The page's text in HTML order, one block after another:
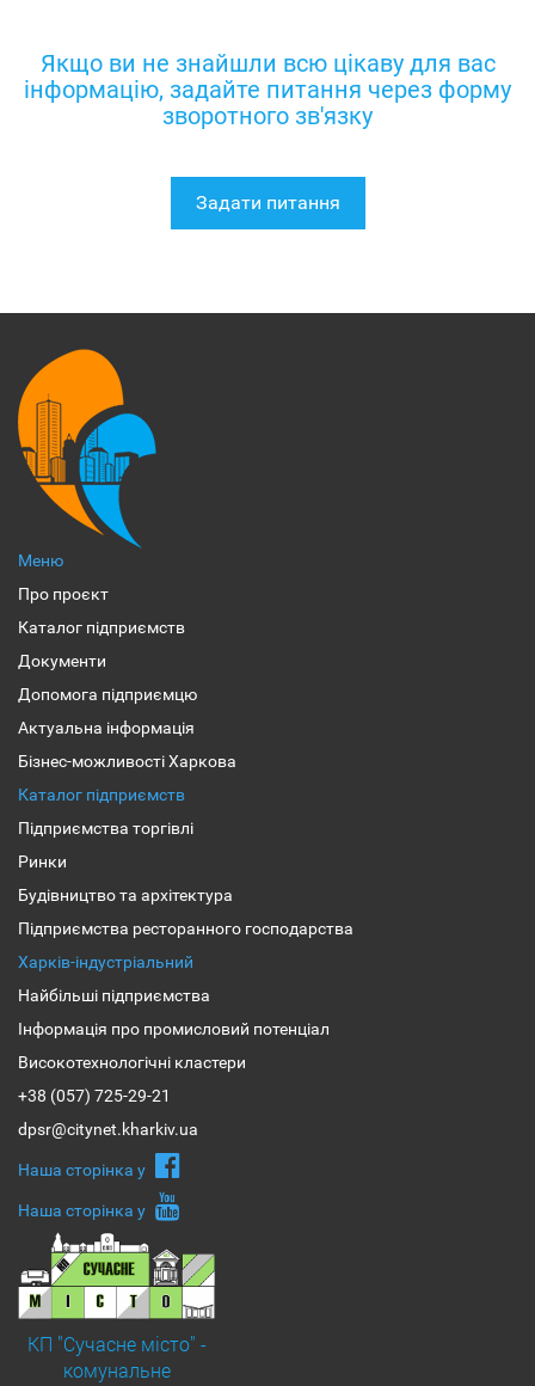
Якщо ви не знайшли всю цікаву для вас
інформацію, задайте питання через форму
зворотного зв'язку
Задати питання
Меню
Про проєкт
Каталог підприємств
Документи
Допомога підприємцю
Актуальна інформація
Бізнес-можливості Харкова
Каталог підприємств
Підприємства торгівлі
Ринки
Будівництво та архітектура
Підприємства ресторанного господарства
Харків-індустріальний
Найбільші підприємства
Інформація про промисловий потенціал
Високотехнологічні кластери
+38 (057) 725-29-21
dpsr@citynet.kharkiv.ua
Наша сторiнка у
Наша сторiнка у
КП "Сучасне місто" -
комунальне